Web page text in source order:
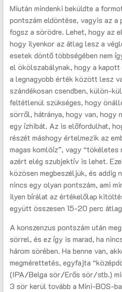
Miután mindenki beküldte a
pontszám eldöntése, vagyis az a
fogsz a sörödre. Lehet, hogy az
hogy ilyenkor az átlag lesz a
esetek döntő többségében nem
el ökölszabálynak, hogy a kapott
a legnagyobb érték között lesz
szándékosan csendben, külön-
feltétlenül szükséges, hogy
sörről, hátránya, hogy van, hogy
egy ízhibát. Az is előfordulhat,
részét máshogy értelmezik az
magas komlóíz”, vagy
azért elég szubjektív is lehet.
közösen megbeszéljük, és addig
nincs egy olyan pontszám, ami
ilyen bírálat az értékelőlap
együtt összesen 15-20 perc
A konszenzus pontszám után
sörrel, és ez így is marad, ha
három sörében. Ha benne van,
megmérettetés, egyfajta
(IPA/Belga sör/Erős sör/stb.)
3 sör kerül tovább a Mini-BOS-